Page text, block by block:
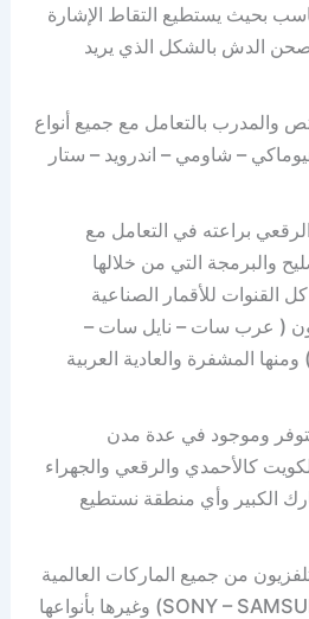
بحيث يستطيع التقاط الإشارة
الدش بالشكل الذي يريد
والمدرب بالتعامل مع جميع أنواع
– شاومي – اندرويد – ستار
براعته في التعامل مع
والبرمجة التي من خلالها
القنوات للأقمار الصناعية
( عرب سات – نايل سات –
المشفرة والعادية العربية
وموجود في عدة مدن
كالأحمدي والرقعي والجهراء
الكبير وأي منطقة نستطيع
من جميع الماركات العالمية
والمعروفة ( SONY – SAMSUNG – LG) وغيرها بأنواعها